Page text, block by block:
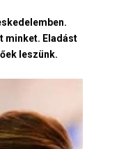
minket. Eladást
leszünk.